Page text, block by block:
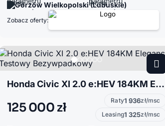
Gorzów Wielkopolski (Lubuskie)
Zobacz oferty:
Honda Civic XI 2.0 e:HEV 184KM Elegance Testowy Bezywpadkowy
125 000 zł Raty1 936zł/msc
Leasing1 325zł/msc